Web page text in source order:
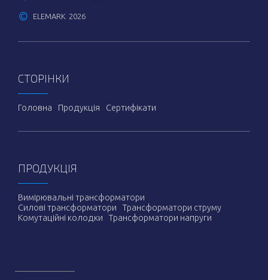
© ELEMARK 2026
СТОРІНКИ
Головна Продукція Сертифікати
ПРОДУКЦІЯ
Вимірювальні трансформатори
Силові трансформатори
Трансформатори струму
Комутаційні колодки
Трансформатори напруги